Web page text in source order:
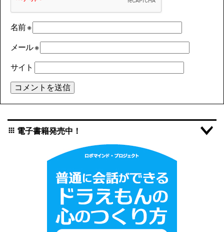
名前※
メール※
サイト
apps 電子書籍発売中！